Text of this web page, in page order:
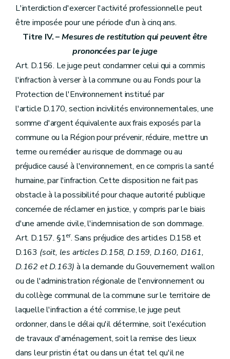
L'interdiction d'exercer l'activité professionnelle peut
être imposée pour une période d'un à cinq ans.
Titre IV. –Mesures de restitution qui peuvent être
prononcées par le juge
Art. D.156. Le juge peut condamner celui qui a commis
l'infraction à verser à la commune ou au Fonds pour la
Protection de l'Environnement institué par
l'article D.170, section incivilités environnementales, une
somme d'argent équivalente aux frais exposés par la
commune ou la Région pour prévenir, réduire, mettre un
terme ou remédier au risque de dommage ou au
préjudice causé à l'environnement, en ce compris la santé
humaine, par l'infraction. Cette disposition ne fait pas
obstacle à la possibilité pour chaque autorité publique
concernée de réclamer en justice, y compris par le biais
d'une amende civile, l'indemnisation de son dommage.
Art. D.157. §1er. Sans préjudice des articles D.158 et
D.163 (soit, les articles D.158, D.159, D.160, D161,
D.162 et D.163) à la demande du Gouvernement wallon
ou de l'administration régionale de l'environnement ou
du collège communal de la commune sur le territoire de
laquelle l'infraction a été commise, le juge peut
ordonner, dans le délai qu'il détermine, soit l'exécution
de travaux d'aménagement, soit la remise des lieux
dans leur pristin état ou dans un état tel qu'il ne